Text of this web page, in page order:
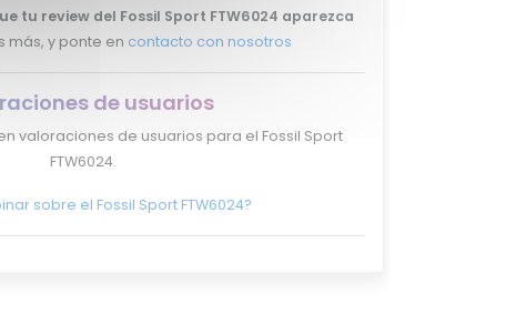
tu review del Fossil Sport FTW6024 aparezca
más, y ponte en contacto con nosotros
de usuarios
valoraciones de usuarios para el Fossil Sport
FTW6024.
sobre el Fossil Sport FTW6024?